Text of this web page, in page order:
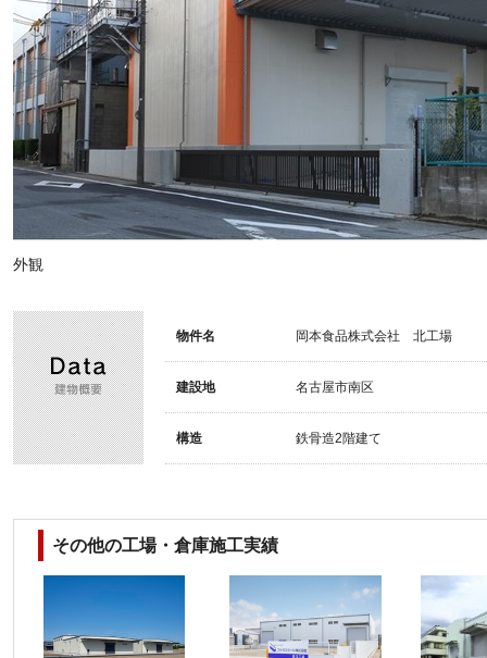
外観
Data建物概要
物件名 岡本食品株式会社 北工場
建設地 名古屋市南区
構造 鉄骨造2階建て
その他の工場・倉庫施工実績